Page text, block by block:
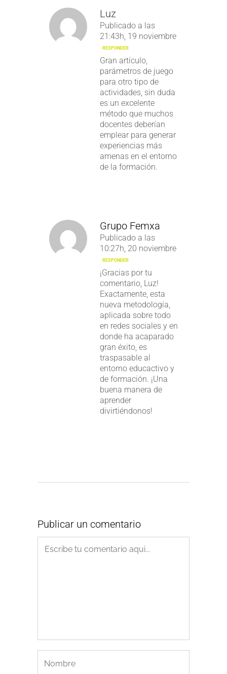
Luz
Publicado a las
21:43h, 19 noviembre
RESPONDER
Gran artículo,
parámetros de juego
para otro tipo de
actividades, sin duda
es un excelente
método que muchos
docentes deberían
emplear para generar
experiencias más
amenas en el entorno
de la formación.
Grupo Femxa
Publicado a las
10:27h, 20 noviembre
RESPONDER
¡Gracias por tu
comentario, Luz!
Exactamente, esta
nueva metodología,
aplicada sobre todo
en redes sociales y en
donde ha acaparado
gran éxito, es
traspasable al
entorno educactivo y
de formación. ¡Una
buena manera de
aprender
divirtiéndonos!
Publicar un comentario